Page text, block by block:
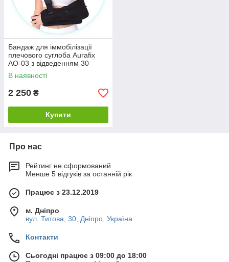
Бандаж для іммобілізації
плечового суглоба Aurafix
AO-03 з відведенням 30
градусів
В наявності
2 250 ₴
Купити
Про нас
Рейтинг не сформований
Менше 5 відгуків за останній рік
Працює з 23.12.2019
м. Дніпро
вул. Титова, 30, Дніпро, Україна
Контакти
Сьогодні працює з 09:00 до 18:00